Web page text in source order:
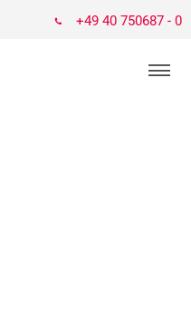
+49 40 750687 - 0